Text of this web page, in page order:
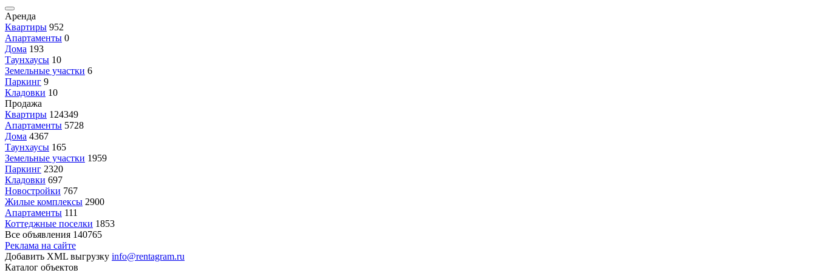
Аренда
Квартиры 952
Апартаменты 0
Дома 193
Таунхаусы 10
Земельные участки 6
Паркинг 9
Кладовки 10
Продажа
Квартиры 124349
Апартаменты 5728
Дома 4367
Таунхаусы 165
Земельные участки 1959
Паркинг 2320
Кладовки 697
Новостройки 767
Жилые комплексы 2900
Апартаменты 111
Коттеджные поселки 1853
Все объявления 140765
Реклама на сайте
Добавить XML выгрузку info@rentagram.ru
Каталог объектов